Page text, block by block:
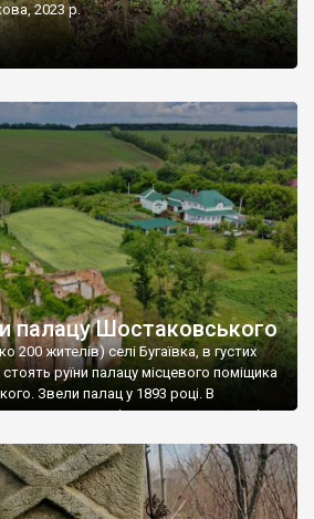
2023 р.
палацу Шостаковського
200 жителів) селі Бугаївка, в густих
руїни палацу місцевого поміщика
Звели палац у 1893 році. В
спочатку містилася школа, потім
туберкульозну лікарню. Коли із
– ми точно не […]